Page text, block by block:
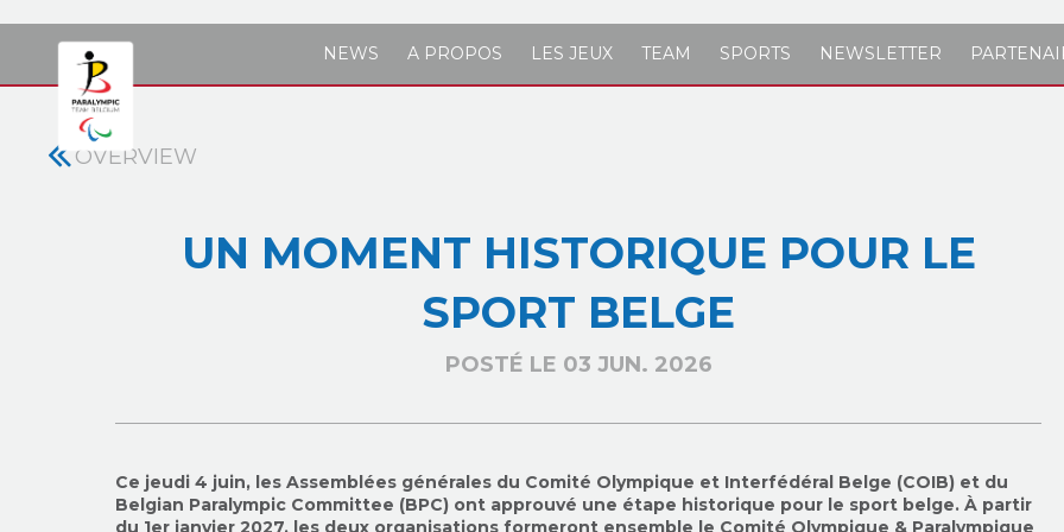
NEWS A PROPOS LES JEUX TEAM SPORTS NEWSLETTER
OVERVIEW
UN MOMENT HISTORIQUE POUR LE
SPORT BELGE
POSTÉ LE 03 JUN. 2026
Ce jeudi 4 juin, les Assemblées générales du Comité Olympique et Interfédéral Belge (COIB) et du
Belgian Paralympic Committee (BPC) ont approuvé une étape historique pour le sport belge. À partir
du 1er janvier 2027, les deux organisations formeront ensemble le Comité Olympique & Paralympique